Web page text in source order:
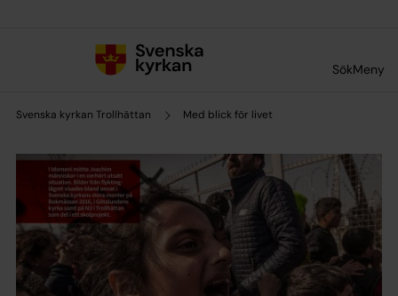
SökMeny
Svenska kyrkan Trollhättan Med blick för livet